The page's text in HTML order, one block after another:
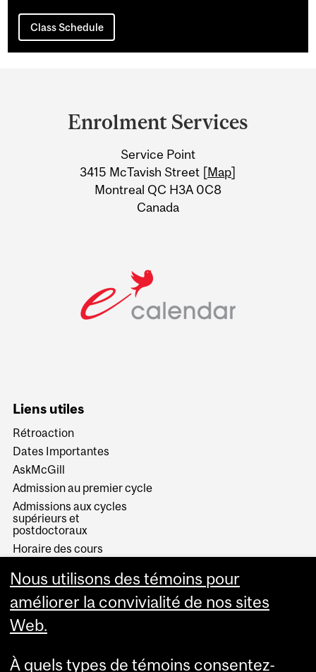
Class Schedule
Information
Enrolment Services
Service Point
3415 McTavish Street [Map]
Montreal QC H3A 0C8
Canada
Liens utiles
Rétroaction
Dates Importantes
AskMcGill
Admission au premier cycle
Admissions aux cycles
supérieurs et
postdoctoraux
Horaire des cours
Services aux étudiants
Nous utilisons des témoins pour
améliorer la convivialité de nos sites
Web.
À quels types de témoins consentez-